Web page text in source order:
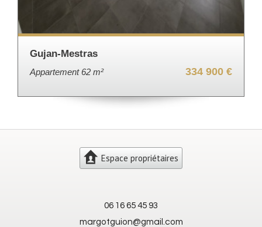
334 900 € Immeuble 155 m²
Espace propriétaires
06 16 65 45 93
margotguion@gmail.com